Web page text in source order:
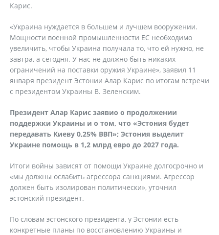
Карис.
«Украина нуждается в большем и лучшем вооружении.
Мощности военной промышленности ЕС необходимо
увеличить, чтобы Украина получала то, что ей нужно, не
завтра, а сегодня. У нас не должно быть никаких
ограничений на поставки оружия Украине», заявил 11
января президент Эстонии Алар Карис по итогам встречи
с президентом Украины В. Зеленским.
Президент Алар Карис заявио о продолжении
поддержки Украины и о том, что «Эстония будет
передавать Киеву 0,25% ВВП»; Эстония выделит
Украине помощь в 1,2 млрд евро до 2027 года.
Итоги войны зависят от помощи Украине долгосрочно и
«мы должны ослабить агрессора санкциями. Агрессор
должен быть изолирован политически», уточнил
эстонский президент.
По словам эстонского президента, у Эстонии есть
конкретные планы по восстановлению Украины и